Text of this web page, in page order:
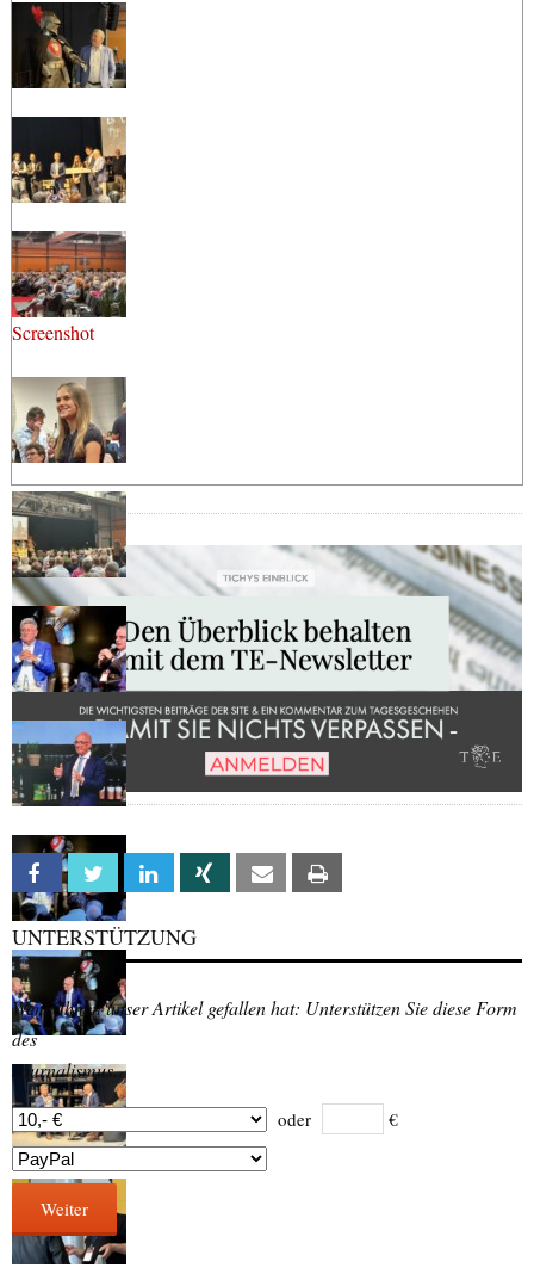
Screenshot
Anzeige
Facebook Twitter Linkedin Xing Email
UNTERSTÜTZUNG
Wenn Ihnen unser Artikel gefallen hat: Unterstützen Sie diese Form
des
Journalismus.
oder €
Weiter